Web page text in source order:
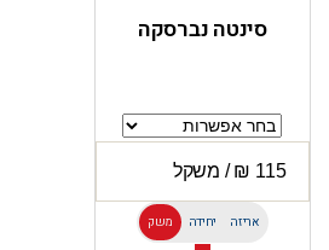
סינטה נברסקה
משק יחידה אריזה